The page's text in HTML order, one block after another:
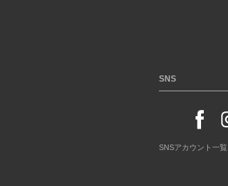
SNS
SNSアカウント一覧